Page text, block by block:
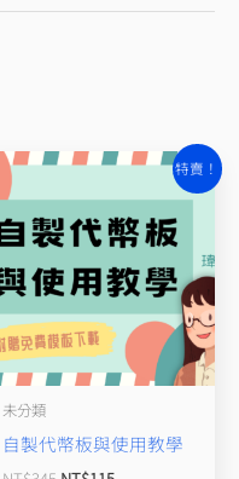
特賣！
未分類
自製代幣板與使用教學
原
價
格：
NT$345。
目
價
格：
NT$115。